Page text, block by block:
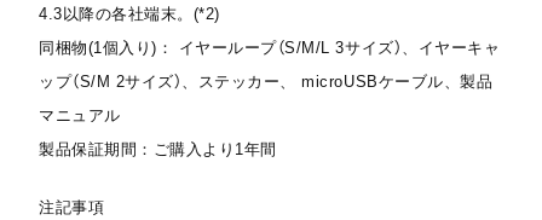
4.3以降の各社端末。(*2)
同梱物(1個入り)： イヤーループ（S/M/L 3サイズ）、イヤーキャ
ップ（S/M 2サイズ）、ステッカー、 microUSBケーブル、製品
マニュアル
製品保証期間：ご購入より1年間
注記事項